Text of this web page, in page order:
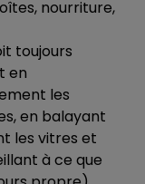
nourriture,
toujours
en
les
en balayant
les vitres et
à ce que